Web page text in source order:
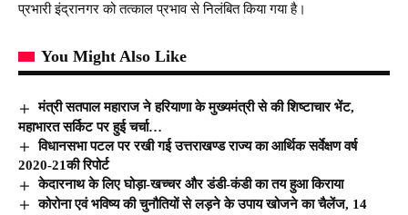
प्रभारी इंद्रानगर को तत्काल प्रभाव से निलंबित किया गया है।
You Might Also Like
मंत्री सतपाल महाराज ने हरियाणा के मुख्यमंत्री से की शिष्टाचार भेंट,
महाभारत सर्किट पर हुई चर्चा…
विधानसभा पटल पर रखी गई उत्तराखण्ड राज्य का आर्थिक सर्वेक्षण वर्ष
2020-21की रिपोर्ट
केदारनाथ के लिए घोड़ा-खच्चर और डंडी-कंडी का तय हुआ किराया
कोरोना एवं भविष्य की चुनौतियों से लड़ने के उपाय खोजने का चैलेंज, 14